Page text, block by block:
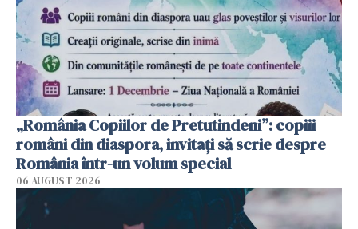
„România Copiilor de Pretutindeni”: copiii
români din diaspora, invitați să scrie despre
România într-un volum special
06 AUGUST 2026